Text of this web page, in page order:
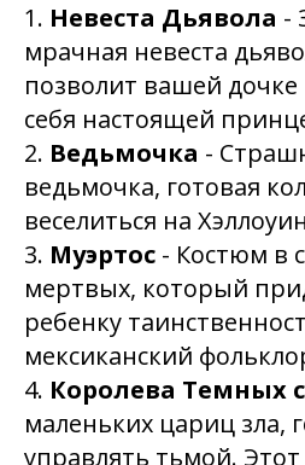
1. Невеста Дьявола -
мрачная невеста
позволит вашей дочке
себя настоящей
2. Ведьмочка -
ведьмочка, готовая
веселиться на
3. Муэртос - Костюм в
мертвых, который
ребенку
мексиканский
4. Королева Темных
маленьких цариц зла,
управлять тьмой.